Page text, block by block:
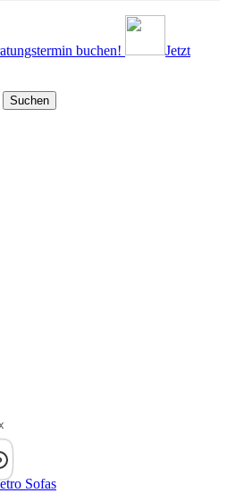
buchen!
Jetzt
Suchen
Sofas